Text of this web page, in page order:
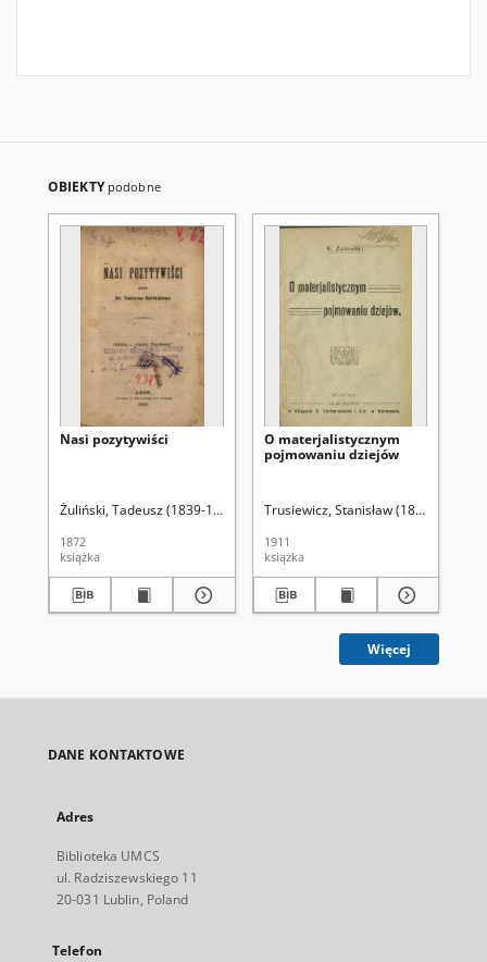
OBIEKTY podobne
Nasi pozytywiści
Żuliński, Tadeusz (1839-1885)
1872
książka
O materjalistycznym
pojmowaniu dziejów
Trusiewicz, Stanisław (1870-1918)
1911
książka
Więcej
DANE KONTAKTOWE
Adres
Biblioteka UMCS
ul. Radziszewskiego 11
20-031 Lublin, Poland
Telefon